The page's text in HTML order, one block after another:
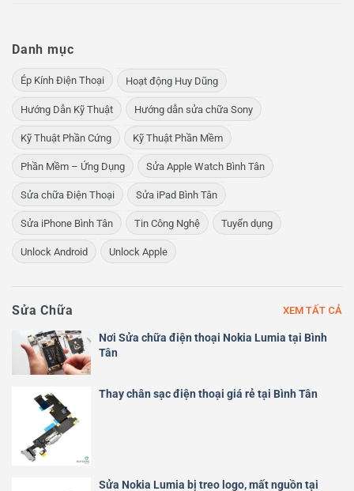
Danh mục
Ép Kính Điện Thoại Hoạt động Huy Dũng
Hướng Dẫn Kỹ Thuật Hướng dẫn sửa chữa Sony
Kỹ Thuật Phần Cứng Kỹ Thuật Phần Mềm
Phần Mềm – Ứng Dụng Sửa Apple Watch Bình Tân
Sửa chữa Điện Thoại Sửa iPad Bình Tân
Sửa iPhone Bình Tân Tin Công Nghệ Tuyển dụng
Unlock Android Unlock Apple
Sửa Chữa XEM TẤT CẢ
Nơi Sửa chữa điện thoại Nokia Lumia tại Bình
Tân
Thay chân sạc điện thoại giá rẻ tại Bình Tân
Sửa Nokia Lumia bị treo logo, mất nguồn tại